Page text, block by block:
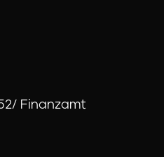
Finanzamt